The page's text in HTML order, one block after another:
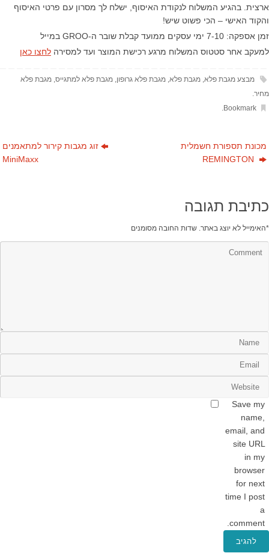
ארצית. בהגיע המשלוח לנקודת האיסוף, ישלח לך מסרון עם פרטי האיסוף
והקוד האישי – הכי פשוט שיש!
זמן אספקה: 7-10 ימי עסקים ממועד קבלת שובר ה-GROO במייל
למעקב אחר סטטוס המשלוח מרגע רכישת המוצר ועד למסירה לחצו כאן
מבצע מגבת פלא, מגבת פלא, מגבת פלא גרופון מגבת פלא למתגייס, מגבת פלא
מחיר
Bookmark
זוג מגבות קירור למתאמנים
MiniMaxx
מכונת תספורת חשמלית
REMINGTON
כתיבת תגובה
האימייל לא יוצג באתר. שדות החובה מסומנים *
Save my
name,
email, and
site URL
in my
browser
for next
time I post
a
comment.